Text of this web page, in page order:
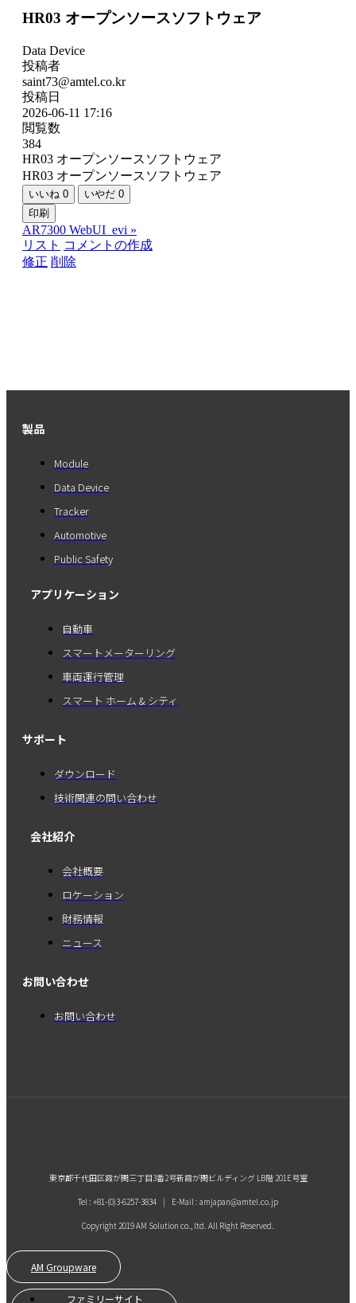
HR03 オープンソースソフトウェア
Data Device
投稿者
saint73@amtel.co.kr
投稿日
2026-06-11 17:16
閲覧数
384
HR03 オープンソースソフトウェア
HR03 オープンソースソフトウェア
いいね 0 いやだ 0
印刷
AR7300 WebUI_evi »
リスト コメントの作成
修正 削除
製品
Module
Data Device
Tracker
Automotive
Public Safety
アプリケーション
自動車
スマートメーターリング
車両運行管理
スマート ホーム & シティ
サポート
ダウンロード
技術関連の問い合わせ
会社紹介
会社概要
ロケーション
財務情報
ニュース
お問い合わせ
お問い合わせ
東京都千代田区霞が関三丁目3番2号新霞が関ビルディング LB階 201E号室
Tel : +81-(0)3-6257-3834 | E-Mail : amjapan@amtel.co.jp
Copyright 2019 AM Solution co., ltd. All Right Reserved.
AM Groupware
ファミリーサイト